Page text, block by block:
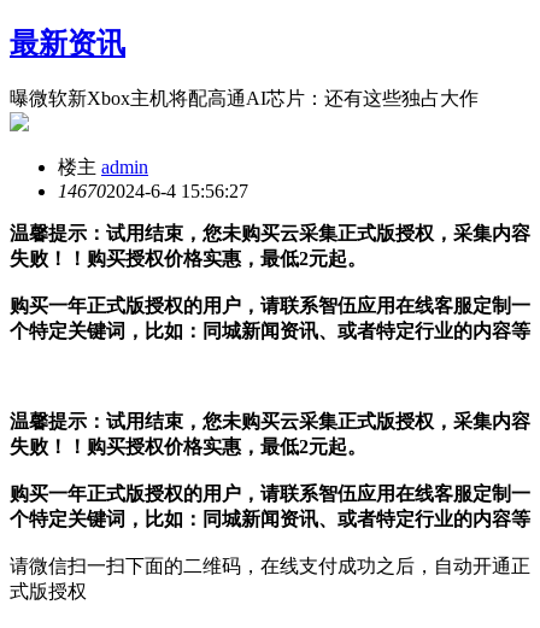
最新资讯
曝微软新Xbox主机将配高通AI芯片：还有这些独占大作
楼主 admin
146702024-6-4 15:56:27
温馨提示：试用结束，您未购买云采集正式版授权，采集内容
失败！！购买授权价格实惠，最低2元起。
购买一年正式版授权的用户，请联系智伍应用在线客服定制一
个特定关键词，比如：同城新闻资讯、或者特定行业的内容等
温馨提示：试用结束，您未购买云采集正式版授权，采集内容
失败！！购买授权价格实惠，最低2元起。
购买一年正式版授权的用户，请联系智伍应用在线客服定制一
个特定关键词，比如：同城新闻资讯、或者特定行业的内容等
请微信扫一扫下面的二维码，在线支付成功之后，自动开通正
式版授权